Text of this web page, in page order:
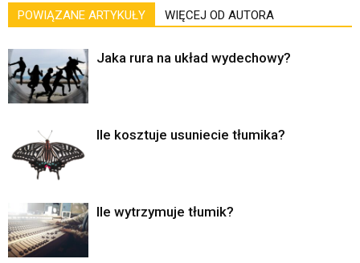
POWIĄZANE ARTYKUŁY WIĘCEJ OD AUTORA
Jaka rura na układ wydechowy?
Ile kosztuje usuniecie tłumika?
Ile wytrzymuje tłumik?